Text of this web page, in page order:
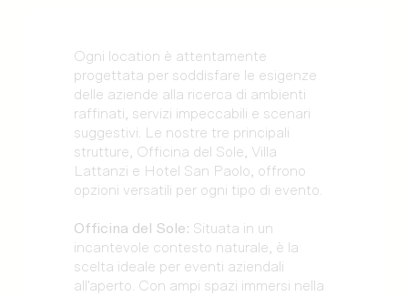
Ogni location è attentamente
progettata per soddisfare le esigenze
delle aziende alla ricerca di ambienti
raffinati, servizi impeccabili e scenari
suggestivi. Le nostre tre principali
strutture, Officina del Sole, Villa
Lattanzi e Hotel San Paolo, offrono
opzioni versatili per ogni tipo di evento.
Officina del Sole: Situata in un
incantevole contesto naturale, è la
scelta ideale per eventi aziendali
all'aperto. Con ampi spazi immersi nella